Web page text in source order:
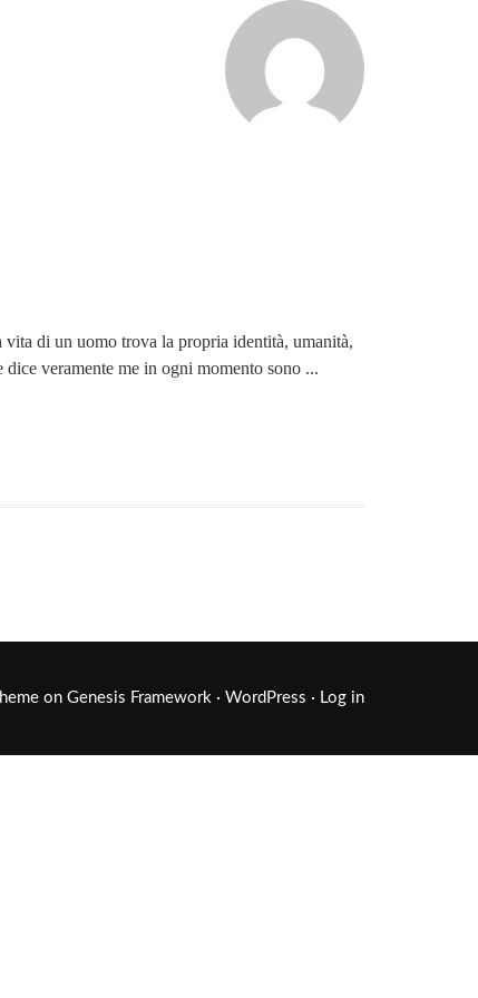
di un uomo trova la propria identità, umanità,
veramente me in ogni momento sono ...
on Genesis Framework · WordPress · Log in